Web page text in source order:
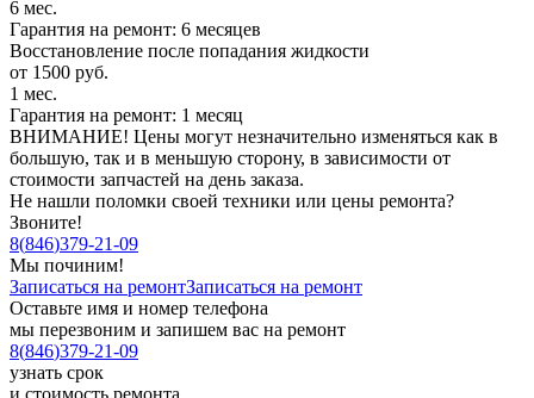
6 мес.
Гарантия на ремонт: 6 месяцев
Восстановление после попадания жидкости
от 1500 руб.
1 мес.
Гарантия на ремонт: 1 месяц
ВНИМАНИЕ! Цены могут незначительно изменяться как в
большую, так и в меньшую сторону, в зависимости от
стоимости запчастей на день заказа.
Не нашли поломки своей техники или цены ремонта?
Звоните!
8(846)379-21-09
Мы починим!
Записаться на ремонтЗаписаться на ремонт
Оставьте имя и номер телефона
мы перезвоним и запишем вас на ремонт
8(846)379-21-09
узнать срок